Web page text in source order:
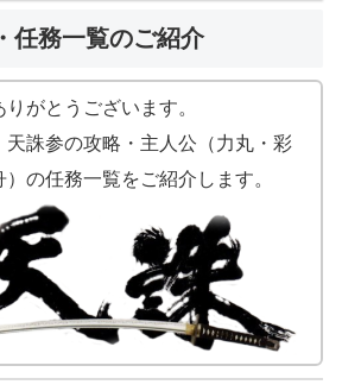
任務一覧のご紹介
りがとうございます。
天誅参の攻略・主人公（力丸・彩
）の任務一覧をご紹介します。